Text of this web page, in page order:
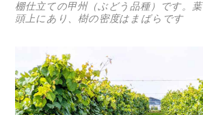
棚仕立ての甲州（ぶどう品種）です。
頭上にあり、樹の密度はまばらです